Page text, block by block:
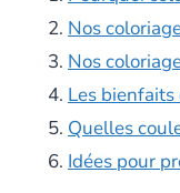
Nos
Nos
Les
Quelles
Idées pour